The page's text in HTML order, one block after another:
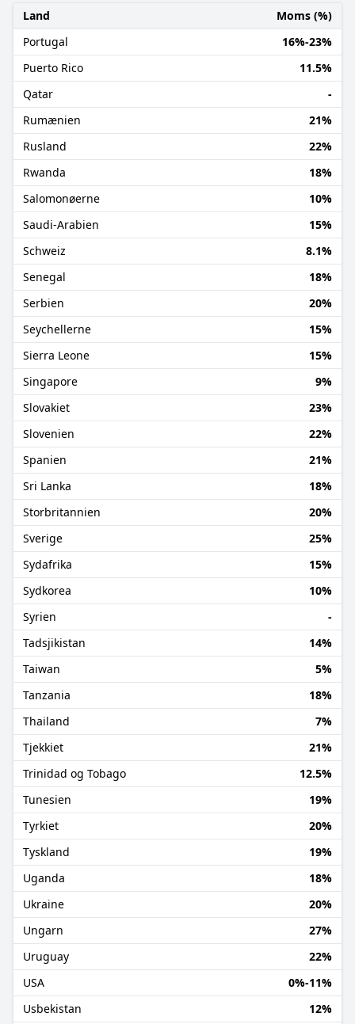
Land
Moms (%)
Portugal
16%-23%
Puerto Rico
11.5%
Qatar
-
Rumænien
21%
Rusland
22%
Rwanda
18%
Salomonøerne
10%
Saudi-Arabien
15%
Schweiz
8.1%
Senegal
18%
Serbien
20%
Seychellerne
15%
Sierra Leone
15%
Singapore
9%
Slovakiet
23%
Slovenien
22%
Spanien
21%
Sri Lanka
18%
Storbritannien
20%
Sverige
25%
Sydafrika
15%
Sydkorea
10%
Syrien
-
Tadsjikistan
14%
Taiwan
5%
Tanzania
18%
Thailand
7%
Tjekkiet
21%
Trinidad og Tobago
12.5%
Tunesien
19%
Tyrkiet
20%
Tyskland
19%
Uganda
18%
Ukraine
20%
Ungarn
27%
Uruguay
22%
USA
0%-11%
Usbekistan
12%